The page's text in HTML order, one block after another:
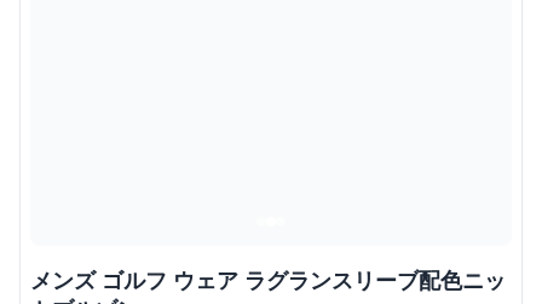
メンズ ゴルフ ウェア ラグランスリーブ配色ニッ